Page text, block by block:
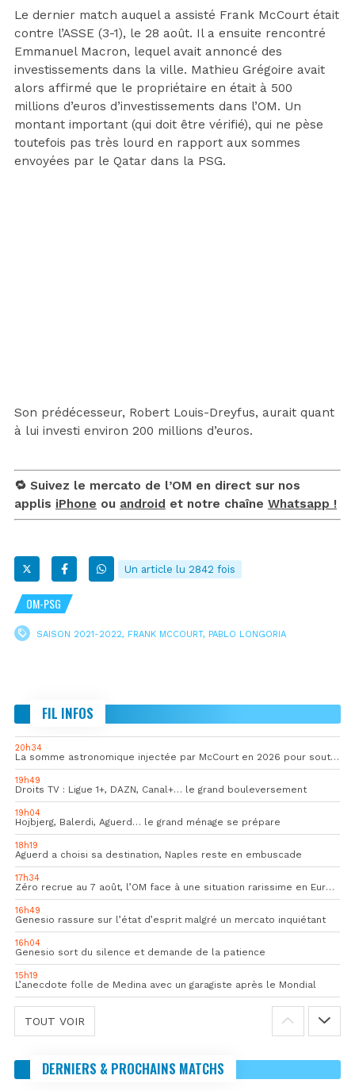
Le dernier match auquel a assisté Frank McCourt était
contre l’ASSE (3-1), le 28 août. Il a ensuite rencontré
Emmanuel Macron, lequel avait annoncé des
investissements dans la ville. Mathieu Grégoire avait
alors affirmé que le propriétaire en était à 500
millions d’euros d’investissements dans l’OM. Un
montant important (qui doit être vérifié), qui ne pèse
toutefois pas très lourd en rapport aux sommes
envoyées par le Qatar dans la PSG.
Son prédécesseur, Robert Louis-Dreyfus, aurait quant
à lui investi environ 200 millions d’euros.
🔁 Suivez le mercato de l’OM en direct sur nos
applis iPhone ou android et notre chaîne Whatsapp !
Un article lu 2842 fois
OM-PSG
SAISON 2021-2022, FRANK MCCOURT, PABLO LONGORIA
FIL INFOS
20h34
La somme astronomique injectée par McCourt en 2026 pour soutenir l’OM
19h49
Droits TV : Ligue 1+, DAZN, Canal+… le grand bouleversement
19h04
Hojbjerg, Balerdi, Aguerd… le grand ménage se prépare
18h19
Aguerd a choisi sa destination, Naples reste en embuscade
17h34
Zéro recrue au 7 août, l’OM face à une situation rarissime en Europe
16h49
Genesio rassure sur l’état d’esprit malgré un mercato inquiétant
16h04
Genesio sort du silence et demande de la patience
15h19
L’anecdote folle de Medina avec un garagiste après le Mondial
TOUT VOIR
DERNIERS & PROCHAINS MATCHS